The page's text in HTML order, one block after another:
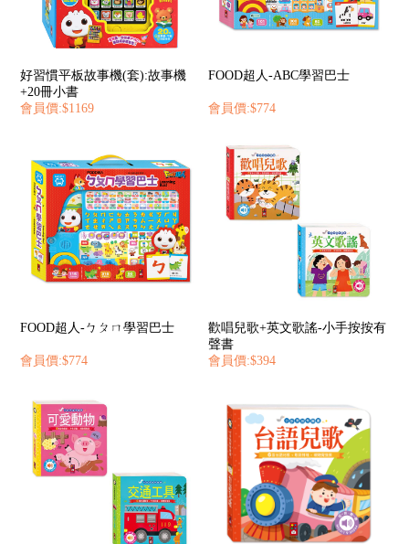
好習慣平板故事機(套):故事機
+20冊小書
會員價:$1169
FOOD超人-ABC學習巴士
會員價:$774
FOOD超人-ㄅㄆㄇ學習巴士
會員價:$774
歡唱兒歌+英文歌謠-小手按按有
聲書
會員價:$394